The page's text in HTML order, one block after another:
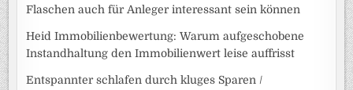
Flaschen auch für Anleger interessant sein können
Heid Immobilienbewertung: Warum aufgeschobene
Instandhaltung den Immobilienwert leise auffrisst
Entspannter schlafen durch kluges Sparen /